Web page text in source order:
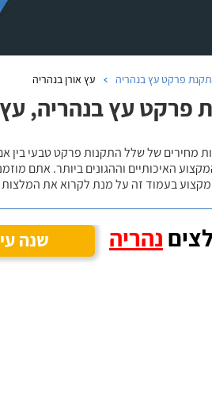
פרקט עץ בנהריה עץ אורן בנהריה
פרקט עץ בנהריה, עץ
מחירים של שלל התקנות פרקט טבעי
האיכותיים וההגונים ביותר. אתם
בעמוד זה על מנת לקרוא את
נהריה שנה